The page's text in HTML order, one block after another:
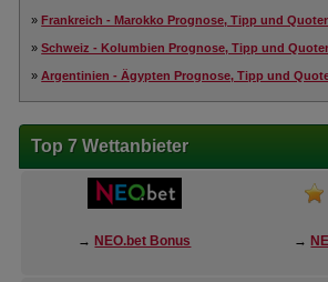
»Frankreich - Marokko Prognose, Tipp und
»Schweiz - Kolumbien Prognose, Tipp und
»Argentinien - Ägypten Prognose, Tipp und
Top 7 Wettanbieter
→ NEO.bet Bonus →